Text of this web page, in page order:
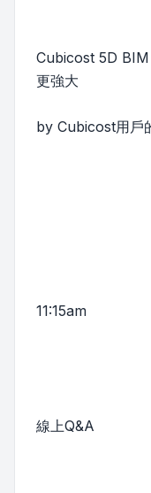
Cubicost 5D
更強大
by Cubicost用戶
11:15am
線上Q&A